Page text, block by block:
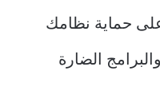
حماية نظامك
الضارة